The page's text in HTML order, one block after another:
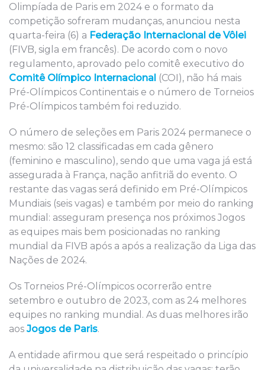
Olimpíada de Paris em 2024 e o formato da
competição sofreram mudanças, anunciou nesta
quarta-feira (6) a Federação Internacional de Vôlei
(FIVB, sigla em francês). De acordo com o novo
regulamento, aprovado pelo comitê executivo do
Comitê Olímpico Internacional (COI), não há mais
Pré-Olímpicos Continentais e o número de Torneios
Pré-Olímpicos também foi reduzido.
O número de seleções em Paris 2024 permanece o
mesmo: são 12 classificadas em cada gênero
(feminino e masculino), sendo que uma vaga já está
assegurada à França, nação anfitriã do evento. O
restante das vagas será definido em Pré-Olímpicos
Mundiais (seis vagas) e também por meio do ranking
mundial: asseguram presença nos próximos Jogos
as equipes mais bem posicionadas no ranking
mundial da FIVB após a após a realização da Liga das
Nações de 2024.
Os Torneios Pré-Olímpicos ocorrerão entre
setembro e outubro de 2023, com as 24 melhores
equipes no ranking mundial. As duas melhores irão
aos Jogos de Paris.
A entidade afirmou que será respeitado o princípio